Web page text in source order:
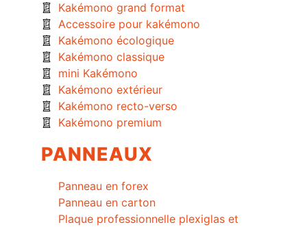
Kakémono grand format
Accessoire pour kakémono
Kakémono écologique
Kakémono classique
mini Kakémono
Kakémono extérieur
Kakémono recto-verso
Kakémono premium
PANNEAUX
Panneau en forex
Panneau en carton
Plaque professionnelle plexiglas et